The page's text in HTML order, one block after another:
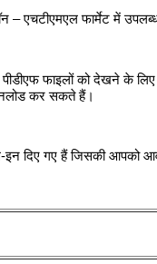
– एचटीएमएल फार्मेट में
फाइलों को देखने के
कर सकते हैं।
इन दिए गए हैं जिसकी आपको